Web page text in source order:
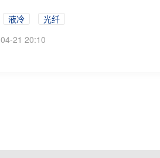
液冷
光纤
04-21 20:10